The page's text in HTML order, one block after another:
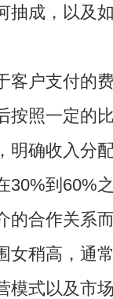
抽成，以及
客户支付的
按照一定的
明确收入分
30%到60%
的合作关系
女稍高，通
模式以及市